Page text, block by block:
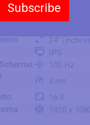
Subscribe
Iiyama
24" (inches)
100 Hz
16:9